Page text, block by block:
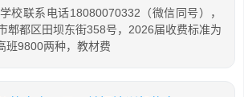
校联系电话18080070332（微信同号），
郫都区田坝东街358号，2026届收费标准为
班9800两种，教材费